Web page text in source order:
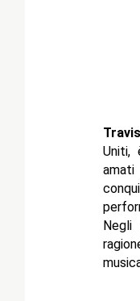
Uniti,